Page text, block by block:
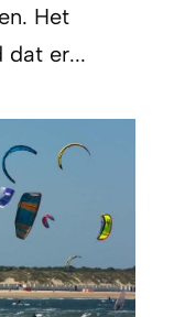
Het
dat er...